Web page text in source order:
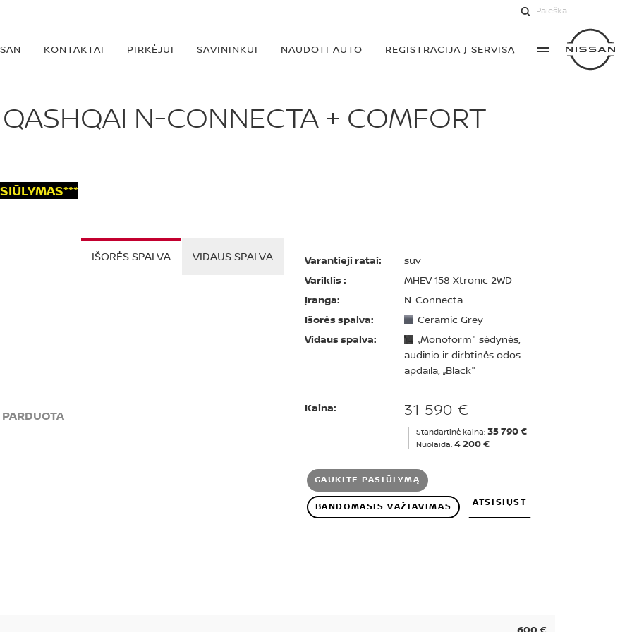
KONTAKTAI PIRKĖJUI SAVININKUI NAUDOTI AUTO REGISTRACIJA Į SERVISĄ
N-CONNECTA + COMFORT
PARDUOTA
IŠORĖS SPALVA VIDAUS SPALVA Varantieji ratai:
suv
Variklis :
MHEV 158 Xtronic 2WD
Įranga:
N-Connecta
Išorės spalva:
Ceramic Grey
Vidaus spalva:
„Monoform" sėdynės,
audinio ir dirbtinės odos
apdaila, „Black"
Kaina: 31 590 €
Standartinė kaina: 35 790 €
Nuolaida: 4 200 €
GAUKITE PASIŪLYMĄ
BANDOMASIS VAŽIAVIMAS ATSISIŲST